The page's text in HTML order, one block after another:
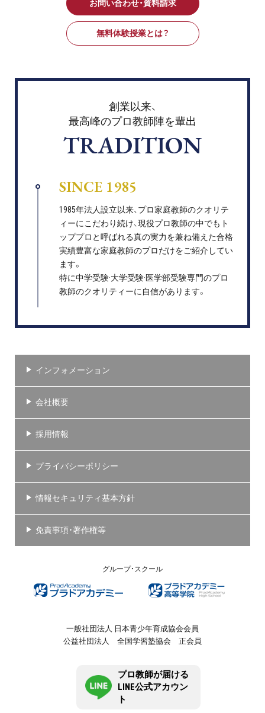
お問い合わせ・資料請求
無料体験授業とは？
創業以来、
最高峰のプロ教師陣を輩出
TRADITION
SINCE 1985
1985年法人設立以来、プロ家庭教師のクオリテ
ィーにこだわり続け、現役プロ教師の中でもト
ッププロと呼ばれる真の実力を兼ね備えた合格
実績豊富な家庭教師のプロだけをご紹介してい
ます。
特に中学受験·大学受験·医学部受験専門のプロ
教師のクオリティーに自信があります。
インフォメーション
会社概要
採用情報
プライバシーポリシー
情報セキュリティ基本方針
免責事項・著作権等
グループ・スクール
一般社団法人 日本青少年育成協会会員
公益社団法人 全国学習塾協会 正会員
プロ教師が届ける
LINE公式アカウン
ト